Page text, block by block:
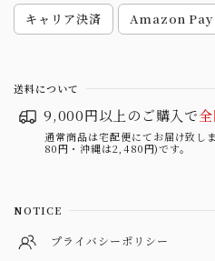
キャリア決済 Amazon Pay
送料について
9,000円以上のご購入で
通常商品は宅配便にてお届け致し
80円・沖縄は2,480円)です。
NOTICE
プライバシーポリシー